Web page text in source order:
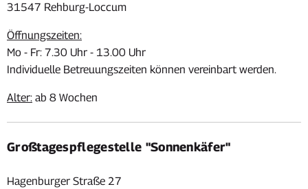
31547 Rehburg-Loccum
Öffnungszeiten:
Mo - Fr: 7.30 Uhr - 13.00 Uhr
Individuelle Betreuungszeiten können vereinbart werden.
Alter: ab 8 Wochen
Großtagespflegestelle "Sonnenkäfer"
Hagenburger Straße 27